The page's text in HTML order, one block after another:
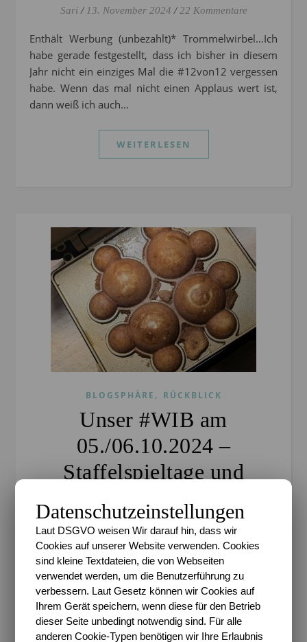
Sari / 13. November 2024 / 22 Kommentare
Enthält Werbung (unbezahlt)* Trommelwirbel…Ich
habe gerade festgestellt, dass ich bisher in diesem
Jahr nicht ein einziges Mal die #12von12 vergessen
habe. Wenn das mal nicht einen Applaus wert ist,
dann weiß ich auch…
WEITERLESEN
BLOGSPHÄRE , RÜCKBLICK
Unser #WIB am
05./06.10.2024 –
Staffelspieltage und
Klausurwahnsinn
Sari / 7. Oktober 2024 / 5 Kommentare
Erkältungswoche mit immerhin langem
Wochenende für uns, kann nun die Normalität so
langsam wieder bei uns einkehren. Netterweise
beginnt die Saison der Kids so, dass sie beide am…
Datenschutzeinstellungen
Laut DSGVO weisen Wir darauf hin, dass wir
Cookies auf unserer Website verwenden. Cookies
sind kleine Textdateien, die von Webseiten
verwendet werden, um die Benutzerführung zu
verbessern. Laut Gesetz können wir Cookies auf
Ihrem Gerät speichern, wenn diese für den Betrieb
dieser Seite unbedingt notwendig sind. Für alle
anderen Cookie-Typen benötigen wir Ihre Erlaubnis